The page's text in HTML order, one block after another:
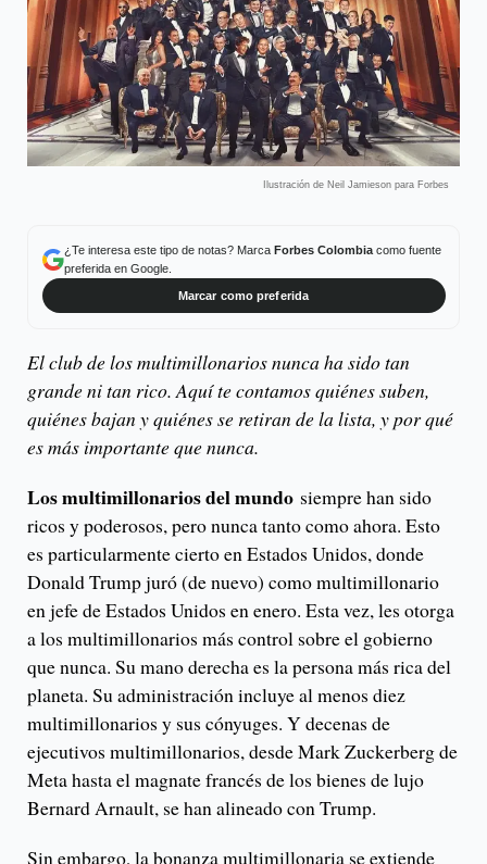
Ilustración de Neil Jamieson para Forbes
¿Te interesa este tipo de notas? Marca Forbes Colombiacomo fuente
preferida en Google.
Marcar como preferida
El club de los multimillonarios nunca ha sido tan
grande ni tan rico. Aquí te contamos quiénes suben,
quiénes bajan y quiénes se retiran de la lista, y por qué
es más importante que nunca.
Los multimillonarios del mundo siempre han sido
ricos y poderosos, pero nunca tanto como ahora. Esto
es particularmente cierto en Estados Unidos, donde
Donald Trump juró (de nuevo) como multimillonario
en jefe de Estados Unidos en enero. Esta vez, les otorga
a los multimillonarios más control sobre el gobierno
que nunca. Su mano derecha es la persona más rica del
planeta. Su administración incluye al menos diez
multimillonarios y sus cónyuges. Y decenas de
ejecutivos multimillonarios, desde Mark Zuckerberg de
Meta hasta el magnate francés de los bienes de lujo
Bernard Arnault, se han alineado con Trump.
Sin embargo, la bonanza multimillonaria se extiende